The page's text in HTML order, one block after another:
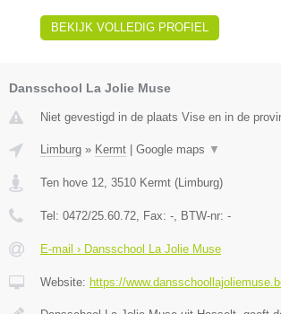
BEKIJK VOLLEDIG PROFIEL
Dansschool La Jolie Muse
Niet gevestigd in de plaats Vise en in de
Limburg » Kermt Google maps ▼
Ten hove 12 3510 Kermt ( Limburg)
Tel: 0472/25.60.72 , Fax: - , BTW-nr: -
E-mail › Dansschool La Jolie Muse
Website: https://